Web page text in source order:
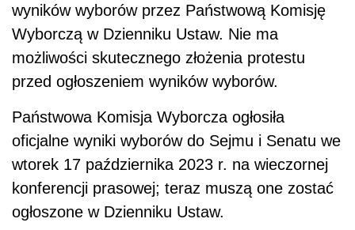
wyników wyborów przez Państwową Komisję
Wyborczą w Dzienniku Ustaw. Nie ma
możliwości skutecznego złożenia protestu
przed ogłoszeniem wyników wyborów.
Państwowa Komisja Wyborcza ogłosiła
oficjalne wyniki wyborów do Sejmu i Senatu we
wtorek 17 października 2023 r. na wieczornej
konferencji prasowej; teraz muszą one zostać
ogłoszone w Dzienniku Ustaw.